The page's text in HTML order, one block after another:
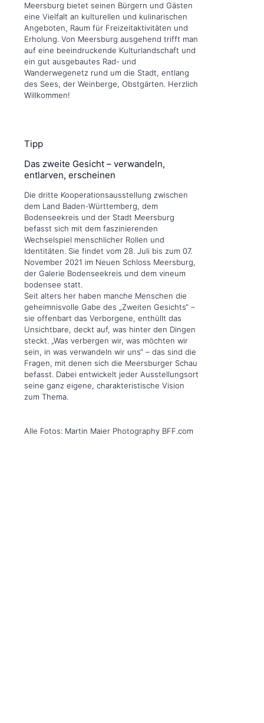
Meersburg bietet seinen Bürgern und Gästen
eine Vielfalt an kulturellen und kulinarischen
Angeboten, Raum für Freizeitaktivitäten und
Erholung. Von Meersburg ausgehend trifft man
auf eine beeindruckende Kulturlandschaft und
ein gut ausgebautes Rad- und
Wanderwegenetz rund um die Stadt, entlang
des Sees, der Weinberge, Obstgärten. Herzlich
Willkommen!
Tipp
Das zweite Gesicht – verwandeln,
entlarven, erscheinen
Die dritte Kooperationsausstellung zwischen
dem Land Baden-Württemberg, dem
Bodenseekreis und der Stadt Meersburg
befasst sich mit dem faszinierenden
Wechselspiel menschlicher Rollen und
Identitäten. Sie findet vom 28. Juli bis zum 07.
November 2021 im Neuen Schloss Meersburg,
der Galerie Bodenseekreis und dem vineum
bodensee statt.
Seit alters her haben manche Menschen die
geheimnisvolle Gabe des „Zweiten Gesichts“ –
sie offenbart das Verborgene, enthüllt das
Unsichtbare, deckt auf, was hinter den Dingen
steckt. „Was verbergen wir, was möchten wir
sein, in was verwandeln wir uns“ – das sind die
Fragen, mit denen sich die Meersburger Schau
befasst. Dabei entwickelt jeder Ausstellungsort
seine ganz eigene, charakteristische Vision
zum Thema.
Alle Fotos: Martin Maier Photography BFF.com